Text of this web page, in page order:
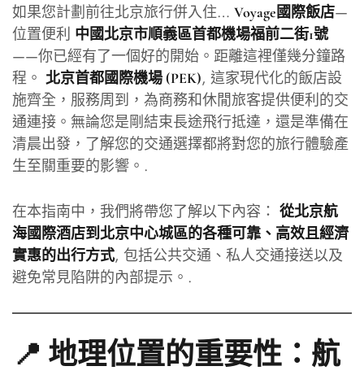
如果您計劃前往北京旅行併入住… Voyage國際飯店—
位置便利 中國北京市順義區首都機場福前二街1號
——你已經有了一個好的開始。距離這裡僅幾分鐘路
程。 北京首都國際機場 (PEK), 這家現代化的飯店設
施齊全，服務周到，為商務和休閒旅客提供便利的交
通連接。無論您是剛結束長途飛行抵達，還是準備在
清晨出發，了解您的交通選擇都將對您的旅行體驗產
生至關重要的影響。.
在本指南中，我們將帶您了解以下內容： 從北京航
海國際酒店到北京中心城區的各種可靠、高效且經濟
實惠的出行方式, 包括公共交通、私人交通接送以及
避免常見陷阱的內部提示。.
📍 地理位置的重要性：航